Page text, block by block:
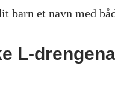
barn et navn med
L-